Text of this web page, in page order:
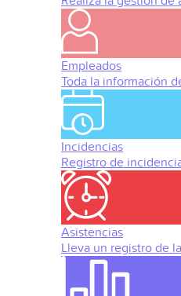
Empleados
Toda la información
Incidencias
Registro de
Asistencias
Lleva un registro de